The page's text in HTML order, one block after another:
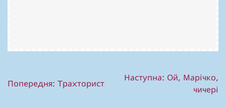
Навігація
Попередня: Траxторист
Наступна: Ой, Марічко,
чичері